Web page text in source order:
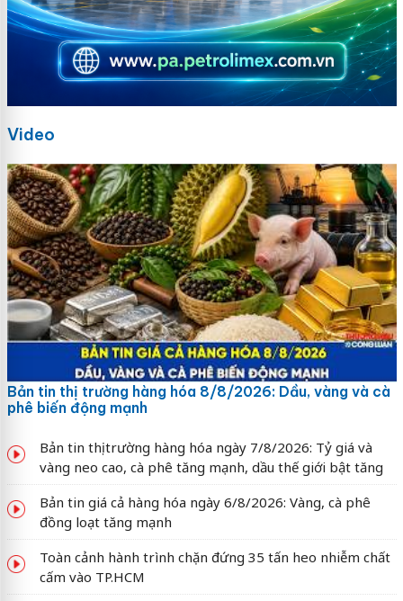
Video
Bản tin thị trường hàng hóa 8/8/2026: Dầu, vàng và cà
phê biến động mạnh
Bản tin thị trường hàng hóa ngày 7/8/2026: Tỷ giá và
vàng neo cao, cà phê tăng mạnh, dầu thế giới bật tăng
Bản tin giá cả hàng hóa ngày 6/8/2026: Vàng, cà phê
đồng loạt tăng mạnh
Toàn cảnh hành trình chặn đứng 35 tấn heo nhiễm chất
cấm vào TP.HCM